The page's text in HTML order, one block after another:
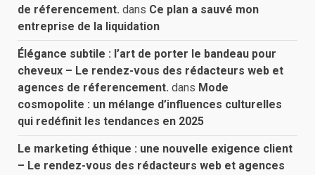
de réferencement. dans Ce plan a sauvé mon
entreprise de la liquidation
Élégance subtile : l’art de porter le bandeau pour
cheveux – Le rendez-vous des rédacteurs web et
agences de réferencement. dans Mode
cosmopolite : un mélange d’influences culturelles
qui redéfinit les tendances en 2025
Le marketing éthique : une nouvelle exigence client
– Le rendez-vous des rédacteurs web et agences